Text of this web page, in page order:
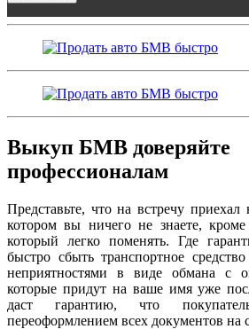
Выкуп БМВ доверяйте
профессионалам
Представьте, что на встречу
котором вы ничего не знаете,
который легко поменять. Где
быстро сбыть транспортное
неприятностями в виде обмана с
которые придут на ваше имя уже
даст гарантию, что
переоформлением всех документов на